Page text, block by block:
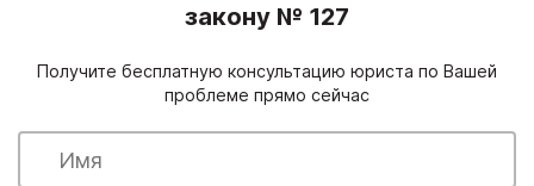
закону № 127
Получите бесплатную консультацию юриста по Вашей
проблеме прямо сейчас